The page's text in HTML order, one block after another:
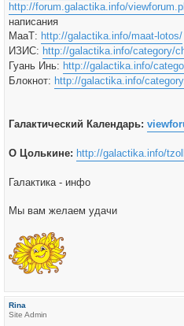
http://forum.galactika.info/
написания
МааТ: http://galactika.info/maat-lotos/
ИЗИС: http://galactika.info/category/
Гуань Инь: http://galactika.info/
Блокнот: http://galactika.info/
Галактический Календарь:
О Цолькине: http://galactika.info/
Галактика - инфо
Мы вам желаем удачи
Rina
Site Admin